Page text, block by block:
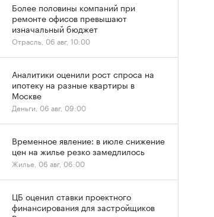
Более половины компаний при
ремонте офисов превышают
изначальный бюджет
Отрасль, 06 авг, 10:00
Аналитики оценили рост спроса на
ипотеку на разные квартиры в
Москве
Деньги, 06 авг, 09:00
Временное явление: в июле снижение
цен на жилье резко замедлилось
Жилье, 06 авг, 06:00
ЦБ оценил ставки проектного
финансирования для застройщиков